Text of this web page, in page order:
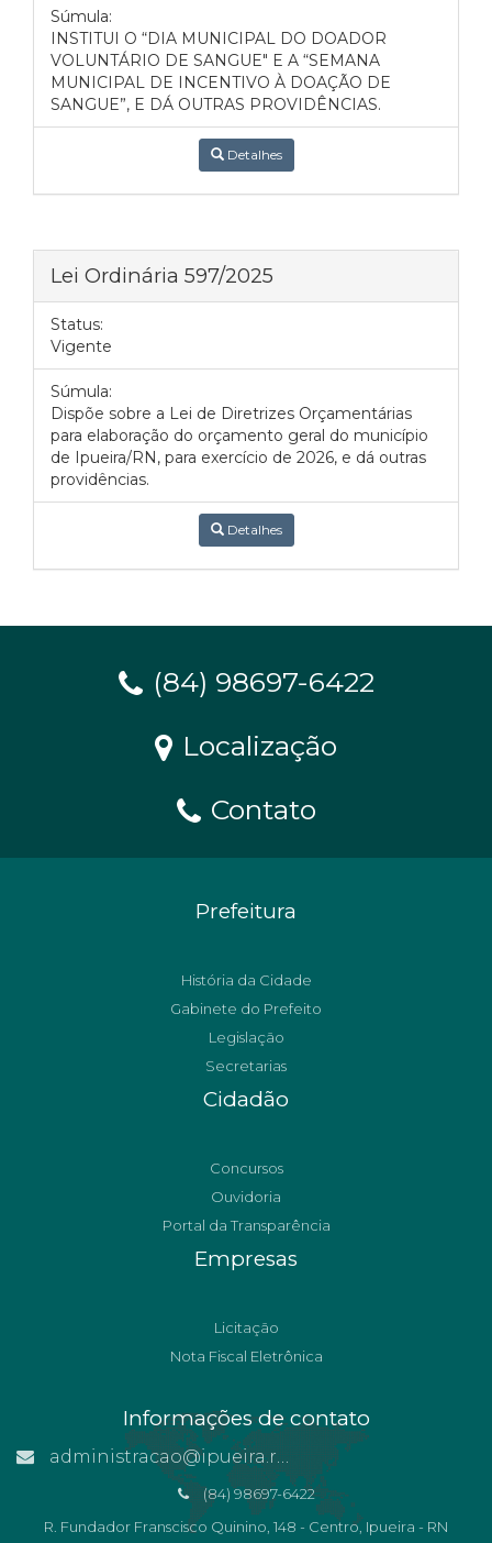
Súmula:
INSTITUI O “DIA MUNICIPAL DO DOADOR
VOLUNTÁRIO DE SANGUE" E A “SEMANA
MUNICIPAL DE INCENTIVO À DOAÇÃO DE
SANGUE”, E DÁ OUTRAS PROVIDÊNCIAS.
Detalhes
Lei Ordinária 597/2025
Status:
Vigente
Súmula:
Dispõe sobre a Lei de Diretrizes Orçamentárias
para elaboração do orçamento geral do município
de Ipueira/RN, para exercício de 2026, e dá outras
providências.
Detalhes
(84) 98697-6422
Localização
Contato
Prefeitura
História da Cidade
Gabinete do Prefeito
Legislação
Secretarias
Cidadão
Concursos
Ouvidoria
Portal da Transparência
Empresas
Licitação
Nota Fiscal Eletrônica
Informações de contato
administracao@ipueira.rn.gov.br
(84) 98697-6422
R. Fundador Franscisco Quinino, 148 - Centro, Ipueira - RN